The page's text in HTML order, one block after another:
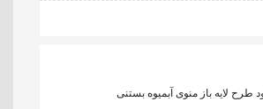
طرح لایه باز منوی آبمیوه بستنی